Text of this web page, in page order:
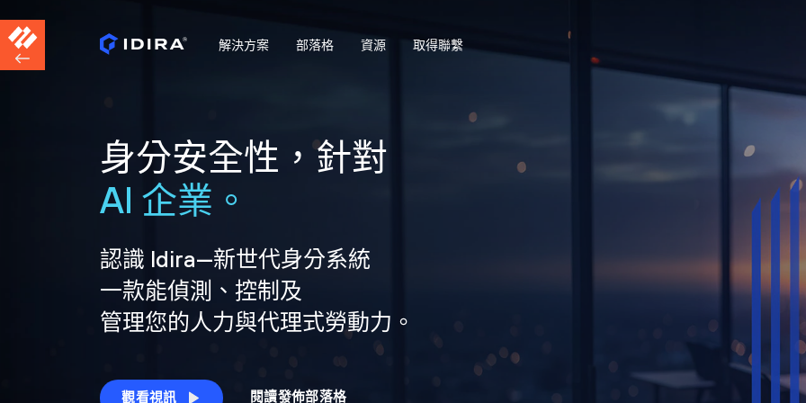
解決方案 部落格 資源 取得聯繫
身分安全性，針對
AI 企業。
認識 Idira—新世代身分系統
一款能偵測、控制及
管理您的人力與代理式勞動力。
觀看視訊 閱讀發佈部落格